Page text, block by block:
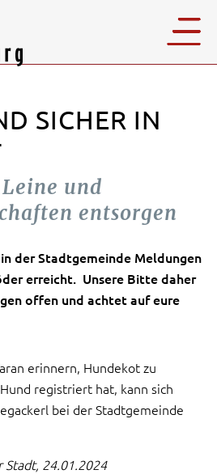
SICHER IN
und
entsorgen
der Stadtgemeinde Meldungen
erreicht. Unsere Bitte daher
offen und achtet auf eure
erinnern, Hundekot zu
registriert hat, kann sich
bei der Stadtgemeinde
Stadt, 24.01.2024